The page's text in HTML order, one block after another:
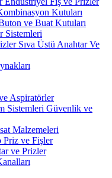
Kutuları
ve Buat Kutuları
Sistemleri
Sıva Üstü Anahtar Ve
Aspiratörler
Güvenlik ve
Malzemeleri
ve Fişler
ve Prizler